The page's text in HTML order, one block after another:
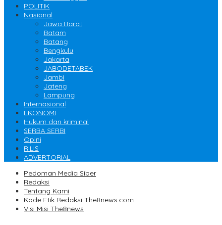
POLITIK
Nasional
Jawa Barat
Batam
Batang
Bengkulu
Jakarta
JABODETABEK
Jambi
Jateng
Lampung
Internasional
EKONOMI
Hukum dan kriminal
SERBA SERBI
Opini
RILIS
ADVERTORIAL
Pedoman Media Siber
Redaksi
Tentang Kami
Kode Etik Redaksi The8news.com
Visi Misi The8news